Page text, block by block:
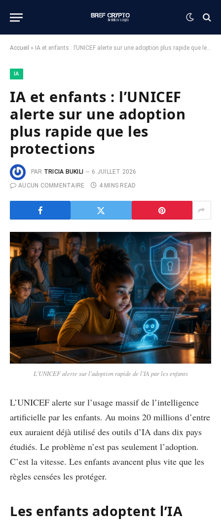
Accueil » IA et enfants : l’UNICEF alerte sur une adoption plus rapide que les protections
IA
IA et enfants : l’UNICEF
alerte sur une adoption
plus rapide que les
protections
PAR TRICIA BUKILI
6 JUILLET 2026
AUCUN COMMENTAIRE
4 MINS READ
L'UNICEF alerte sur l'adoption rapide de l'IA par les enfants
L’UNICEF alerte sur l’usage massif de l’intelligence
artificielle par les enfants. Au moins 20 millions d’entre
eux auraient déjà utilisé des outils d’IA dans dix pays
étudiés. Le problème n’est pas seulement l’adoption.
C’est la vitesse. Les enfants avancent plus vite que les
règles censées les protéger.
Les enfants adoptent l’IA